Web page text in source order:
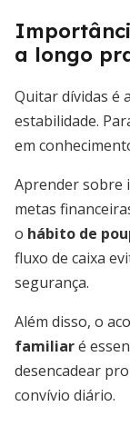
a longo
Quitar dívidas é
estabilidade.
em
Aprender sobre
metas
o hábito de
fluxo de caixa
segurança.
Além disso, o
familiaré
desencadear
convívio diário.